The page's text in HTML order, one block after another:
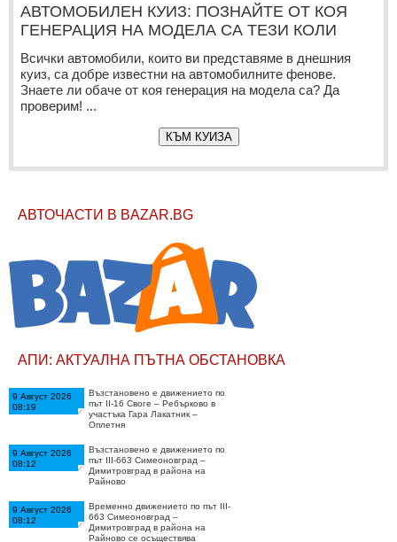
АВТОМОБИЛЕН КУИЗ: ПОЗНАЙТЕ ОТ КОЯ
ГЕНЕРАЦИЯ НА МОДЕЛА СА ТЕЗИ КОЛИ
Всички автомобили, които ви представяме в днешния
куиз, са добре известни на автомобилните фенове.
Знаете ли обаче от коя генерация на модела са? Да
проверим! ...
КЪМ КУИЗА
АВТОЧАСТИ В BAZAR.BG
АПИ: АКТУАЛНА ПЪТНА ОБСТАНОВКА
9 Август 2026
08:19
Възстановено е движението по
път II-16 Своге – Ребърково в
участъка Гара Лакатник –
Оплетня
9 Август 2026
08:12
Възстановено е движението по
път III-663 Симеоновград –
Димитровград в района на
Райново
9 Август 2026
08:12
Временно движението по път III-
663 Симеоновград –
Димитровград в района на
Райново се осъществява